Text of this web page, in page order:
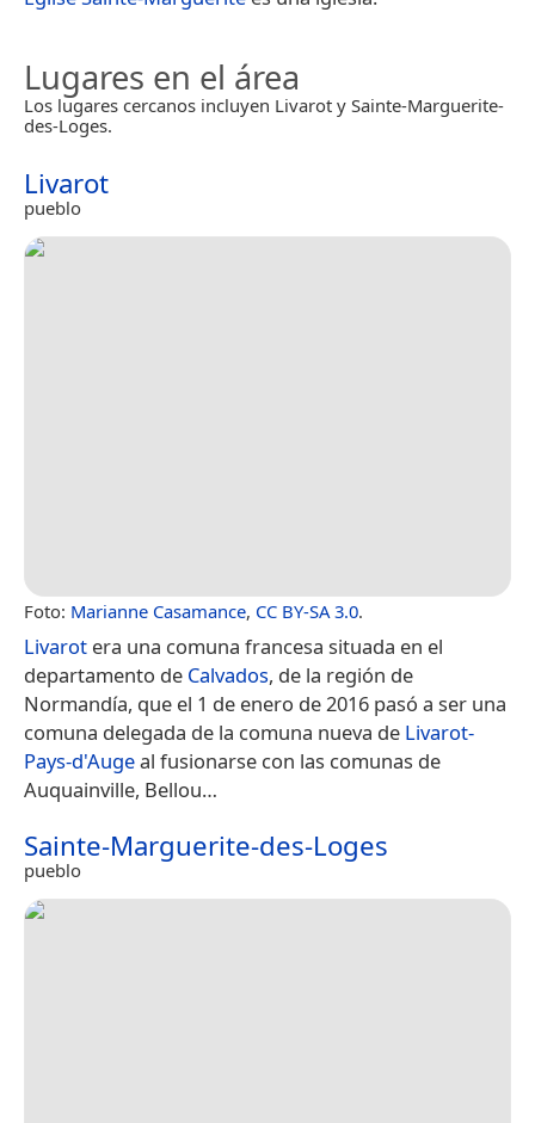
Lugares en el área
Los lugares cercanos incluyen Livarot y Sainte-Marguerite-
des-Loges.
Livarot
pueblo
Foto: Marianne Casamance, CC BY-SA 3.0.
Livarot era una comuna francesa situada en el
departamento de Calvados, de la región de
Normandía, que el 1 de enero de 2016 pasó a ser una
comuna delegada de la comuna nueva de Livarot-
Pays-d'Auge​ al fusionarse con las comunas de
Auquainville, Bellou…
Sainte-Marguerite-des-Loges
pueblo